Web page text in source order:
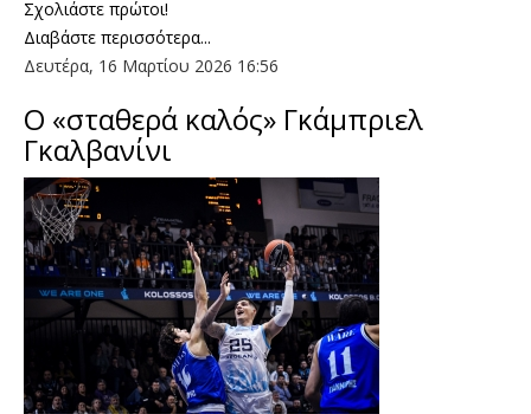
Σχολιάστε πρώτοι!
Διαβάστε περισσότερα...
Δευτέρα, 16 Μαρτίου 2026 16:56
Ο «σταθερά καλός» Γκάμπριελ
Γκαλβανίνι